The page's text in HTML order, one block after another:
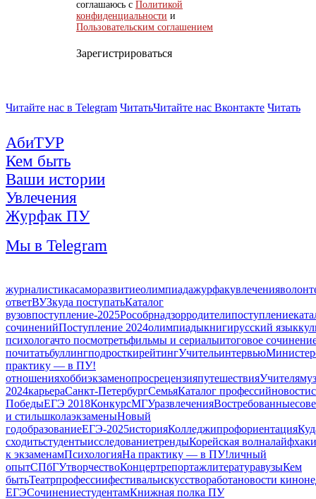
соглашаюсь с Политикой
конфиденциальности и
Пользовательским соглашением
Зарегистрироваться
Читайте нас в Telegram ЧитатьЧитайте нас Вконтакте Читать
АбиТУР
Кем быть
Ваши истории
Увлечения
Журфак ПУ
Мы в Telegram
журналистикасаморазвитиеолимпиадажурфакувлечения
ответВУЗкуда поступатьКаталог
вузовпоступление-2025Рособрнадзорродителипоступление
сочиненийПоступление 2024олимпиадыкнигирусский язык
психологачто посмотретьфильмы и сериалыитоговое
почитатьбуллингподросткирейтингУчительинтервью
практику — в ПУ!
отношенияхоббиэкзаменопросрецензияпутешествияУчителя
2024карьераСанкт-ПетербургСемьяКаталог профессийновости
ПобедыЕГЭ 2018КонкурсМГУразвлеченияВостребованные
и стильшколаэкзаменыНовый
годобразованиеЕГЭ-2025историяКолледжипрофориентация
сходитьстудентыисследованиетрендыКорейская волналайфхаки
к экзаменамПсихологияНа практику — в ПУ!личный
опытСПбГУтворчествоКонцертрепортажлитературавузыКем
бытьТеатрпрофессиифестивальискусствоработановости
ЕГЭСочинениестудентамКнижная полка ПУ